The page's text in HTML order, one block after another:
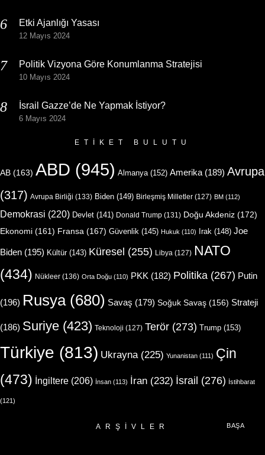
Etki Ajanlığı Yasası
12 Mayıs 2024
Politik Vizyona Göre Konumlanma Stratejisi
10 Mayıs 2024
İsrail Gazze’de Ne Yapmak İstiyor?
6 Mayıs 2024
ETIKET BULUTU
AB (163) ABD (945) Almanya(152) Amerika (189) Avrupa
(317) Avrupa Birliği (133) Biden (149) Birleşmiş Milletler (127) BM (112)
Demokrasi (220) Devlet (141) Donald Trump (131) Doğu Akdeniz (172)
Ekonomi (161) Fransa (167) Güvenlik (145) Hukuk (110) Irak (148) Joe
Biden (195) Kültür(143) Küresel (255) Libya (127) NATO
(434) Nükleer (136) Orta Doğu (110) PKK (182) Politika (267) Putin
(196) Rusya(680) Savaş (179) Soğuk Savaş (156) Strateji
(186) Suriye (423) Teknoloji (127) Terör (273) Trump (153)
Türkiye (813) Ukrayna(225) Yunanistan (111) Çin
(473) İngiltere (206) İnsan (113) İran (232) İsrail (276) İstihbarat
(121)
ARŞIVLER BAŞA